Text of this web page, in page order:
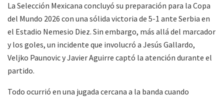
La Selección Mexicana concluyó su preparación para la Copa
del Mundo 2026 con una sólida victoria de 5-1 ante Serbia en
el Estadio Nemesio Diez. Sin embargo, más allá del marcador
y los goles, un incidente que involucró a Jesús Gallardo,
Veljko Paunovic y Javier Aguirre captó la atención durante el
partido.
Todo ocurrió en una jugada cercana a la banda cuando